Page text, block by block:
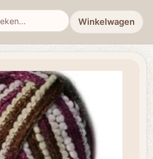
Winkelwagen